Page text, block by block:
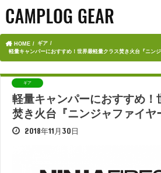
HOME
ギア
軽量キャンパーにおすすめ！世界最軽量クラス焚き火台『ニンジ
ギア
軽量キャンパーにおすすめ！
焚き火台『ニンジャファイヤ
2018年11月30日